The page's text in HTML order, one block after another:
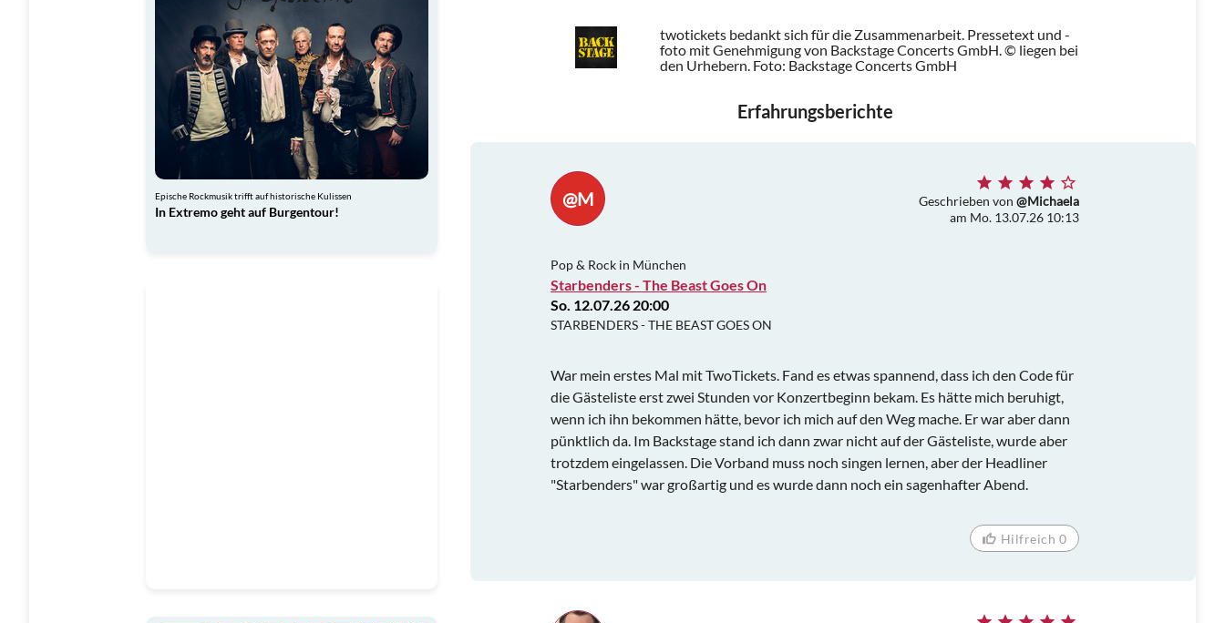
Epische Rockmusik trifft auf historische Kulissen
In Extremo geht auf Burgentour!
twotickets bedankt sich für die Zusammenarbeit. Pressetext und -
foto mit Genehmigung von Backstage Concerts GmbH. © liegen bei
den Urhebern. Foto: Backstage Concerts GmbH
Erfahrungsberichte
@M Geschrieben von @Michaela
am Mo. 13.07.26 10:13
Pop & Rock in München
Starbenders - The Beast Goes On
So. 12.07.26 20:00
STARBENDERS - THE BEAST GOES ON
War mein erstes Mal mit TwoTickets. Fand es etwas spannend, dass ich den Code für
die Gästeliste erst zwei Stunden vor Konzertbeginn bekam. Es hätte mich beruhigt,
wenn ich ihn bekommen hätte, bevor ich mich auf den Weg mache. Er war aber dann
pünktlich da. Im Backstage stand ich dann zwar nicht auf der Gästeliste, wurde aber
trotzdem eingelassen. Die Vorband muss noch singen lernen, aber der Headliner
"Starbenders" war großartig und es wurde dann noch ein sagenhafter Abend.
Hilfreich 0